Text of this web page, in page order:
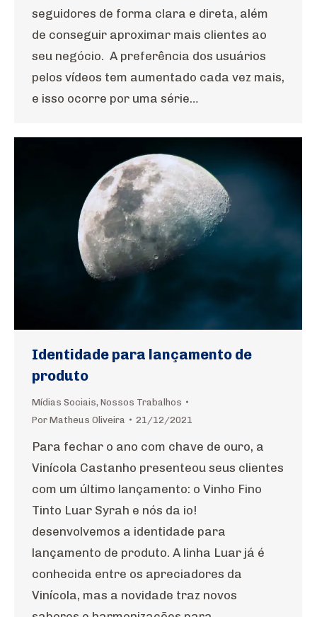
seguidores de forma clara e direta, além
de conseguir aproximar mais clientes ao
seu negócio. A preferência dos usuários
pelos vídeos tem aumentado cada vez mais,
e isso ocorre por uma série…
Identidade para lançamento de
produto
Mídias Sociais, Nossos Trabalhos
Por Matheus Oliveira 21/12/2021
Para fechar o ano com chave de ouro, a
Vinícola Castanho presenteou seus clientes
com um último lançamento: o Vinho Fino
Tinto Luar Syrah e nós da io!
desenvolvemos a identidade para
lançamento de produto. A linha Luar já é
conhecida entre os apreciadores da
Vinícola, mas a novidade traz novos